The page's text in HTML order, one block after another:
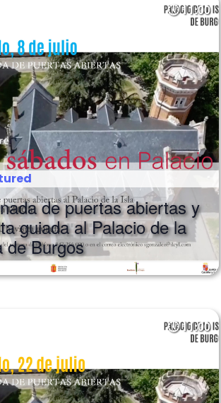
11:00
de puertas abiertas y
guiada al Palacio de la
de Burgos
11:00